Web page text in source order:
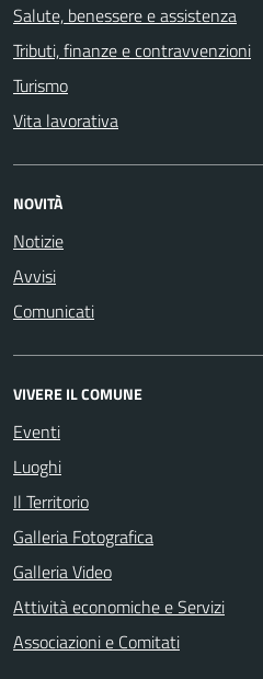
Salute, benessere e assistenza
Tributi, finanze e contravvenzioni
Turismo
Vita lavorativa
NOVITÀ
Notizie
Avvisi
Comunicati
VIVERE IL COMUNE
Eventi
Luoghi
Il Territorio
Galleria Fotografica
Galleria Video
Attività economiche e Servizi
Associazioni e Comitati